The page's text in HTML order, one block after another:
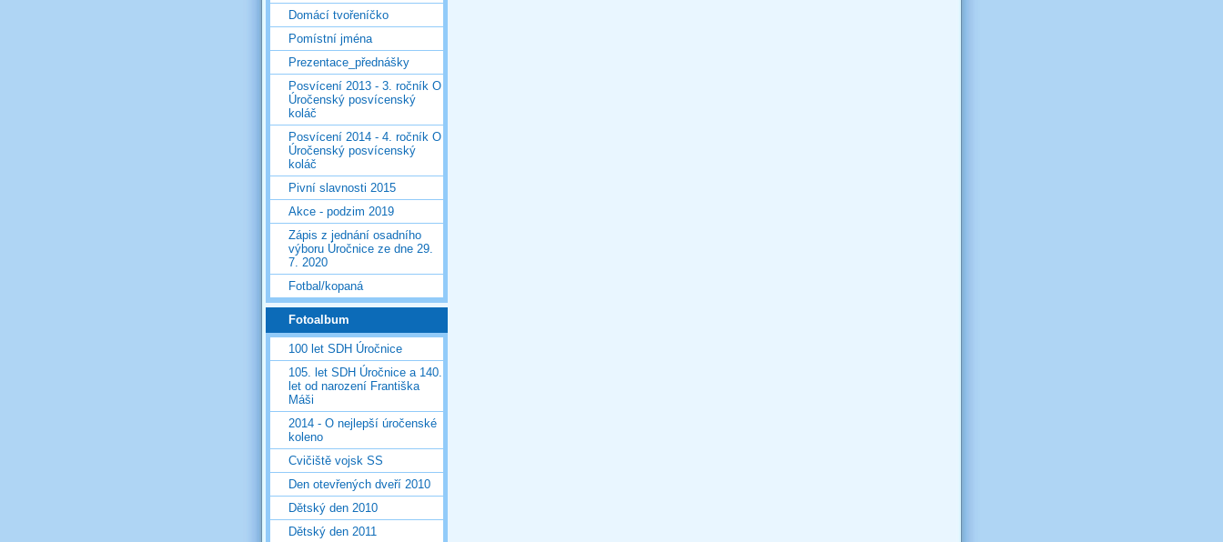
Domácí tvořeníčko
Pomístní jména
Prezentace_přednášky
Posvícení 2013 - 3. ročník O
Úročenský posvícenský
koláč
Posvícení 2014 - 4. ročník O
Úročenský posvícenský
koláč
Pivní slavnosti 2015
Akce - podzim 2019
Zápis z jednání osadního
výboru Úročnice ze dne 29.
7. 2020
Fotbal/kopaná
Fotoalbum
100 let SDH Úročnice
105. let SDH Úročnice a 140.
let od narození Františka
Máši
2014 - O nejlepší úročenské
koleno
Cvičiště vojsk SS
Den otevřených dveří 2010
Dětský den 2010
Dětský den 2011